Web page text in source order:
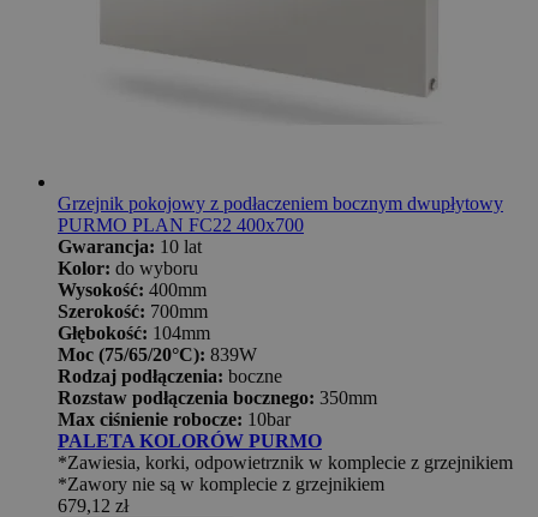
Grzejnik pokojowy z podłaczeniem bocznym dwupłytowy
PURMO PLAN FC22 400x700
Gwarancja: 10 lat
Kolor: do wyboru
Wysokość: 400mm
Szerokość: 700mm
Głębokość: 104mm
Moc (75/65/20°C): 839W
Rodzaj podłączenia: boczne
Rozstaw podłączenia bocznego: 350mm
Max ciśnienie robocze: 10bar
PALETA KOLORÓW PURMO
*Zawiesia, korki, odpowietrznik w komplecie z grzejnikiem
*Zawory nie są w komplecie z grzejnikiem
679,12 zł